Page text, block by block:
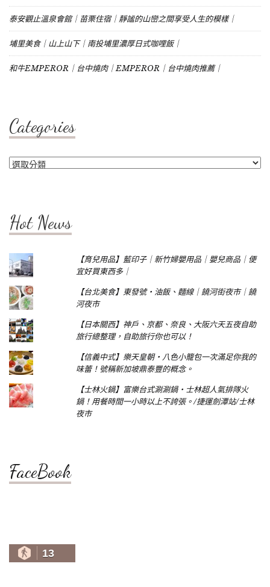
泰安觀止溫泉會館｜苗栗住宿｜靜謐的山巒之間享受人生的模樣｜
埔里美食｜山上山下｜南投埔里濃厚日式咖哩飯｜
和牛EMPEROR｜台中燒肉｜EMPEROR｜台中燒肉推薦｜
Categories
Categories
Hot News
【育兒用品】藍印子｜新竹婦嬰用品｜嬰兒商品｜便
宜好買東西多｜
【台北美食】東發號‧油飯、麵線｜饒河街夜市｜饒
河夜市
【日本關西】神戶、京都、奈良、大阪六天五夜自助
旅行總整理，自助旅行你也可以！
【信義中式】樂天皇朝‧八色小籠包一次滿足你我的
味蕾！號稱新加坡鼎泰豐的概念。
【士林火鍋】富樂台式涮涮鍋‧士林超人氣排隊火
鍋！用餐時間一小時以上不誇張。/捷運劍潭站/士林
夜市
FaceBook
13